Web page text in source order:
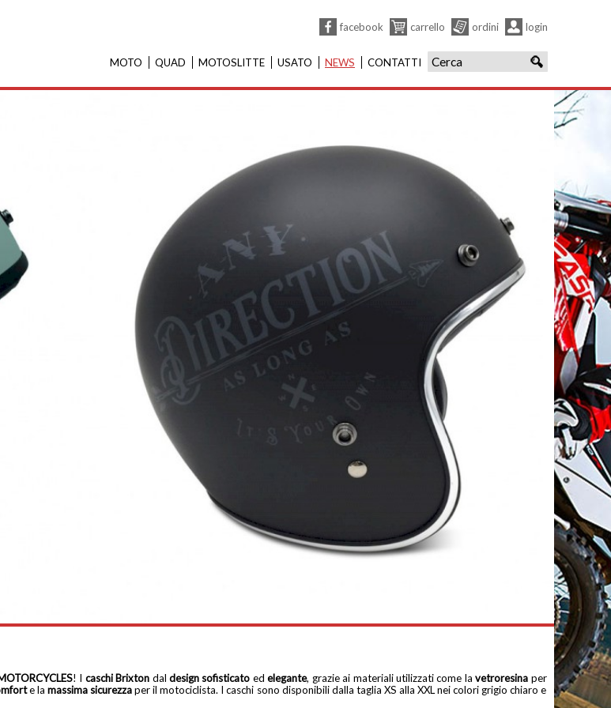
facebook carrello ordini login
MOTO QUAD MOTOSLITTE USATO NEWS CONTATTI
! I caschi Brixton daldesign sofisticato ed elegante, grazie ai materiali utilizzati come lavetroresina per
e la massima sicurezzaper il motociclista. I caschi sono disponibili dalla taglia XS alla XXL nei colori grigio chiaro e